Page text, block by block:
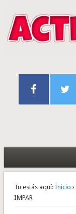
Tu estás aquí: Inicio ›
IMPAR